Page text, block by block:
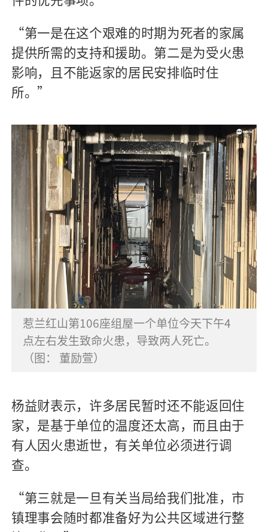
“第一是在这个艰难的时期为死者的家属
提供所需的支持和援助。第二是为受火患
影响，且不能返家的居民安排临时住
所。”
惹兰红山第106座组屋一个单位今天下午4
点左右发生致命火患，导致两人死亡。
（图： 董励萱）
杨益财表示，许多居民暂时还不能返回住
家，是基于单位的温度还太高，而且由于
有人因火患逝世，有关单位必须进行调
查。
“第三就是一旦有关当局给我们批准，市
镇理事会随时都准备好为公共区域进行整